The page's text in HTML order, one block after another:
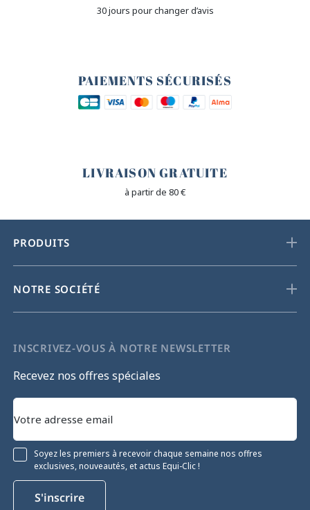
30 jours pour changer d’avis
PAIEMENTS SÉCURISÉS
LIVRAISON GRATUITE
à partir de 80 €
PRODUITS
NOTRE SOCIÉTÉ
INSCRIVEZ-VOUS À NOTRE NEWSLETTER
Recevez nos offres spéciales
Soyez les premiers à recevoir chaque semaine nos offres
exclusives, nouveautés, et actus Equi-Clic !
S'inscrire